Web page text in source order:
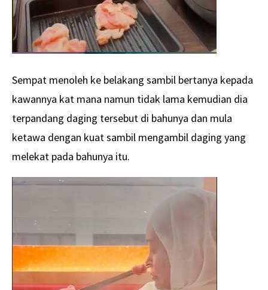
Sempat menoleh ke belakang sambil bertanya kepada
kawannya kat mana namun tidak lama kemudian dia
terpandang daging tersebut di bahunya dan mula
ketawa dengan kuat sambil mengambil daging yang
melekat pada bahunya itu.